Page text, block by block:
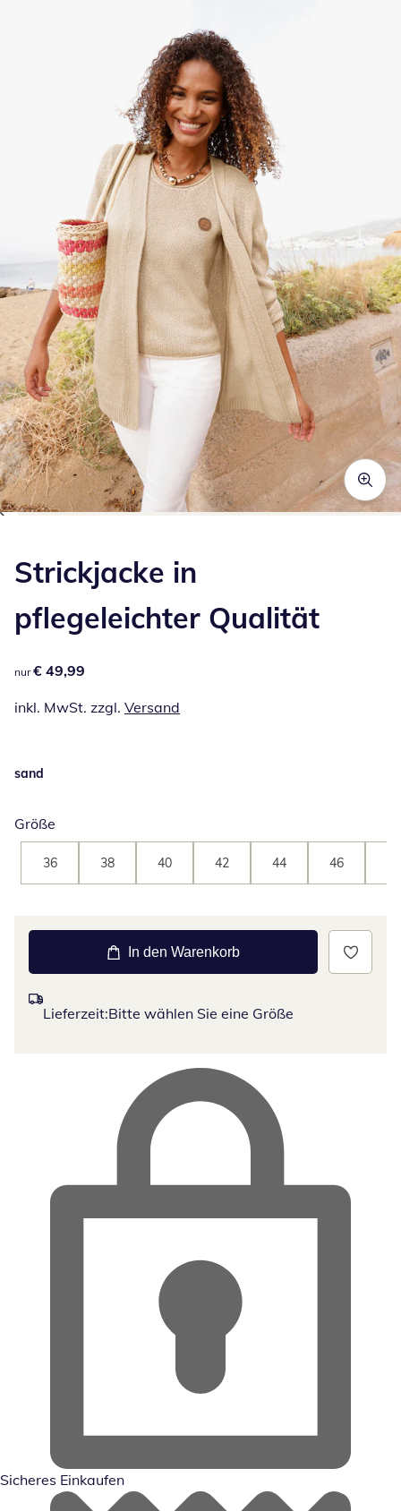
Strickjacke in
pflegeleichter Qualität
€ 49,99
nur € 49,99
inkl. MwSt. zzgl. Versand
sand
Größe
36 38 40 42 44 46
In den Warenkorb
Lieferzeit:Bitte wählen Sie eine Größe
Sicheres Einkaufen